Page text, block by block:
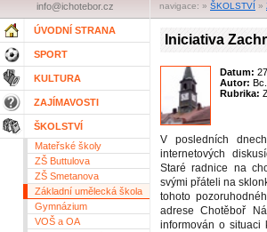
navigace: » ŠKOLSTVÍ »
info@ichotebor.cz
ÚVODNÍ STRANA
SPORT
KULTURA
ZAJÍMAVOSTI
ŠKOLSTVÍ
Mateřské školy
ZŠ Buttulova
ZŠ Smetanova
Základní umělecká škola
Gymnázium
VOŠ a OA
Iniciativa
Datum:
Autor:
Rubrika:
V posledních
internetových
Staré radnice na
svými přáteli na
tohoto
adrese Chotěboř
informován o situaci